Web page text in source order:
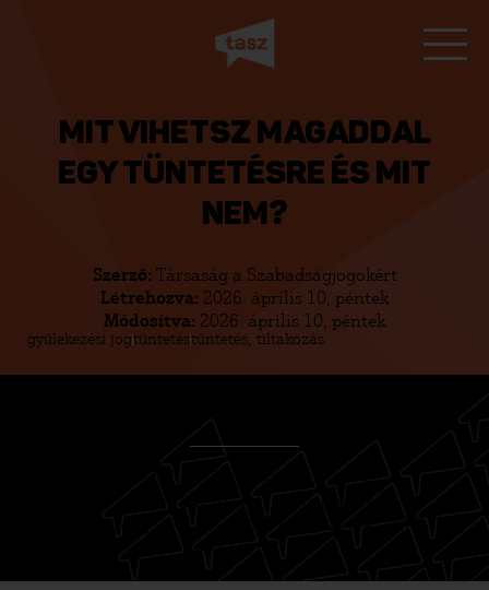
MIT VIHETSZ MAGADDAL
EGY TÜNTETÉSRE ÉS MIT
NEM?
Szerző: Társaság a Szabadságjogokért
Létrehozva: 2026. április 10, péntek
Módosítva: 2026. április 10, péntek
gyülekezési jogtüntetéstüntetés, tiltakozás